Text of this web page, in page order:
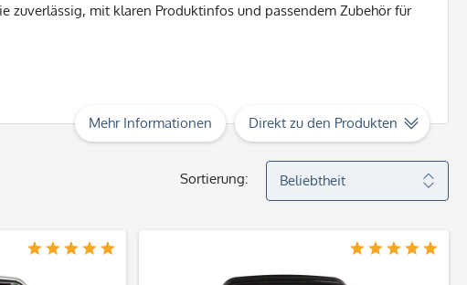
zuverlässig, mit klaren Produktinfos und passendem Zubehör für
Mehr Informationen Direkt zu den Produkten
Sortierung: